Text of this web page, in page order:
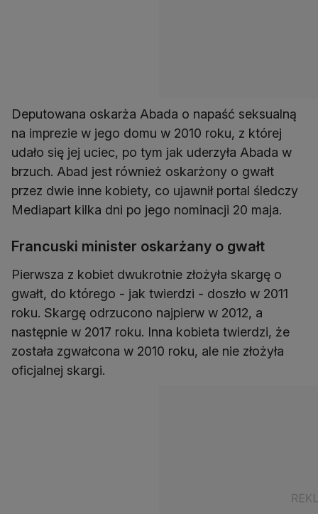
Deputowana oskarża Abada o napaść seksualną
na imprezie w jego domu w 2010 roku, z której
udało się jej uciec, po tym jak uderzyła Abada w
brzuch. Abad jest również oskarżony o gwałt
przez dwie inne kobiety, co ujawnił portal śledczy
Mediapart kilka dni po jego nominacji 20 maja.
Francuski minister oskarżany o gwałt
Pierwsza z kobiet dwukrotnie złożyła skargę o
gwałt, do którego - jak twierdzi - doszło w 2011
roku. Skargę odrzucono najpierw w 2012, a
następnie w 2017 roku. Inna kobieta twierdzi, że
została zgwałcona w 2010 roku, ale nie złożyła
oficjalnej skargi.